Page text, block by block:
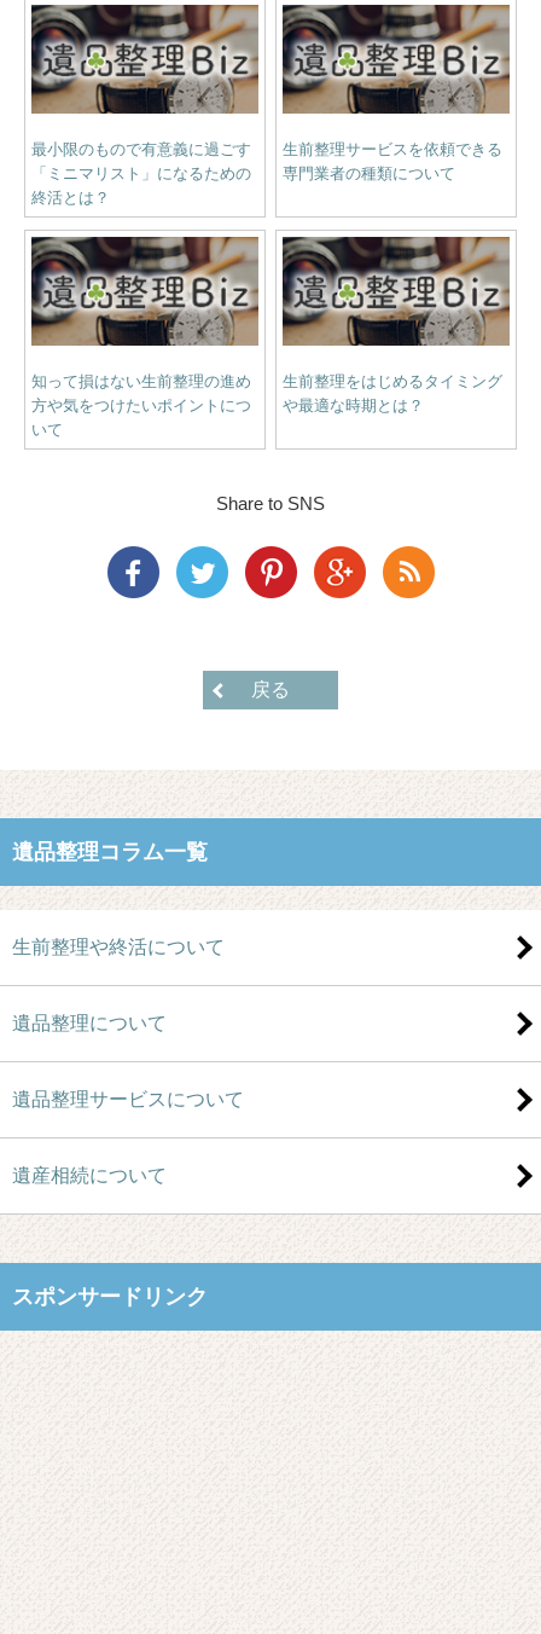
最小限のもので有意義に過ごす
「ミニマリスト」になるための
終活とは？
生前整理サービスを依頼できる
専門業者の種類について
知って損はない生前整理の進め
方や気をつけたいポイントにつ
いて
生前整理をはじめるタイミング
や最適な時期とは？
Share to SNS
戻る
遺品整理コラム一覧
生前整理や終活について
遺品整理について
遺品整理サービスについて
遺産相続について
スポンサードリンク